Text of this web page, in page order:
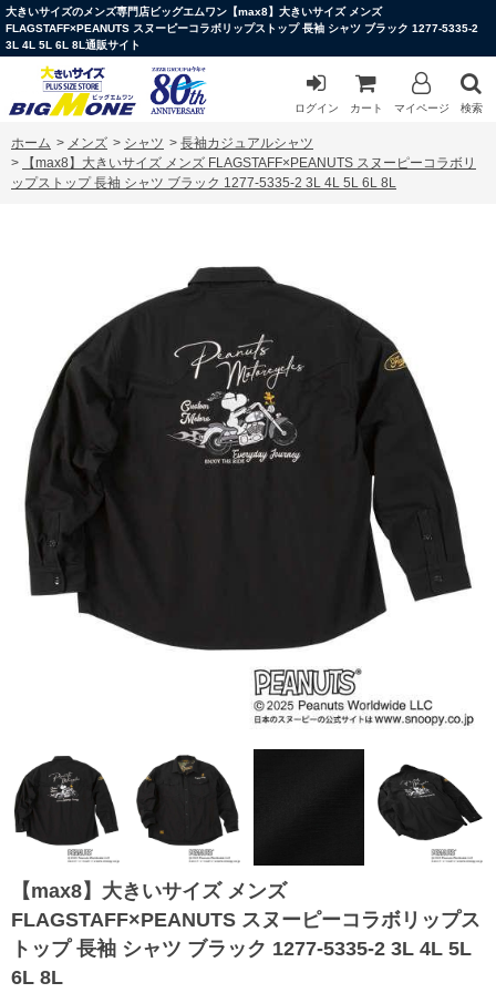
大きいサイズのメンズ専門店ビッグエムワン【max8】大きいサイズ メンズ
FLAGSTAFF×PEANUTS スヌーピーコラボリップストップ 長袖 シャツ ブラック 1277-5335-2
3L 4L 5L 6L 8L通販サイト
ログイン カート マイページ 検索
ホーム > メンズ > シャツ > 長袖カジュアルシャツ
>
【max8】大きいサイズ メンズ FLAGSTAFF×PEANUTS スヌーピーコラボリ
ップストップ 長袖 シャツ ブラック 1277-5335-2 3L 4L 5L 6L 8L
【max8】大きいサイズ メンズ
FLAGSTAFF×PEANUTS スヌーピーコラボリップス
トップ 長袖 シャツ ブラック 1277-5335-2 3L 4L 5L
6L 8L